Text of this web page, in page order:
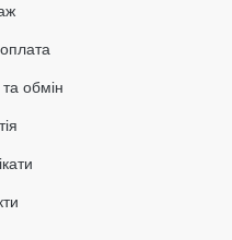
елемент
з ринвою простим
води.
з жорсткого ПВХ
з EPDM-каучуку.
обмін